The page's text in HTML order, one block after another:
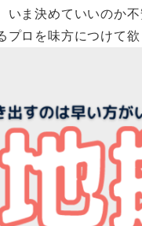
いま決めていいのか
ロを味方につけて